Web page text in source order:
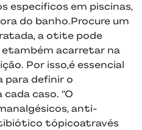
específicos em piscinas,
do banho.Procure um
a otite pode
etambém acarretar na
Por isso,é essencial
para definir o
caso. “O
anti-
tópicoatravés